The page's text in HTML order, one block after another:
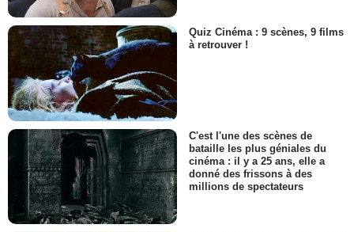
Quiz Cinéma : 9 scènes, 9 films
à retrouver !
C'est l'une des scènes de
bataille les plus géniales du
cinéma : il y a 25 ans, elle a
donné des frissons à des
millions de spectateurs